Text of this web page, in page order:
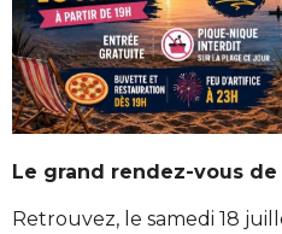
Le grand rendez-vous de
Retrouvez, le samedi 18